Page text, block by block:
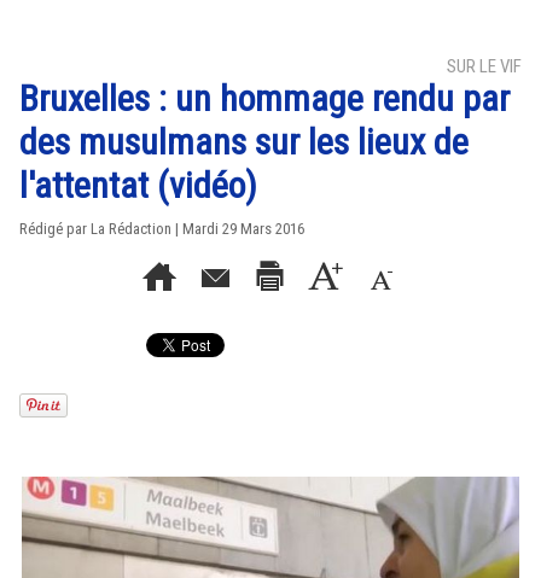
SUR LE VIF
Bruxelles : un hommage rendu par
des musulmans sur les lieux de
l'attentat (vidéo)
Rédigé par La Rédaction | Mardi 29 Mars 2016